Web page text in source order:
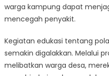
warga kampung dapat
mencegah penyakit.
Kegiatan edukasi tentang
semakin digalakkan. Melalui
melibatkan warga desa,